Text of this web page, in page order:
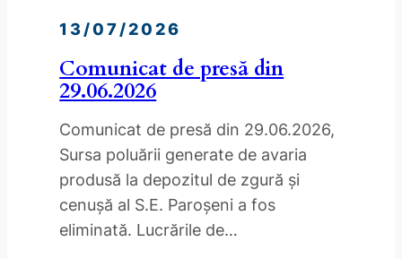
13/07/2026
Comunicat de presă din
29.06.2026
Comunicat de presă din 29.06.2026,
Sursa poluării generate de avaria
produsă la depozitul de zgură și
cenușă al S.E. Paroșeni a fos
eliminată. Lucrările de…